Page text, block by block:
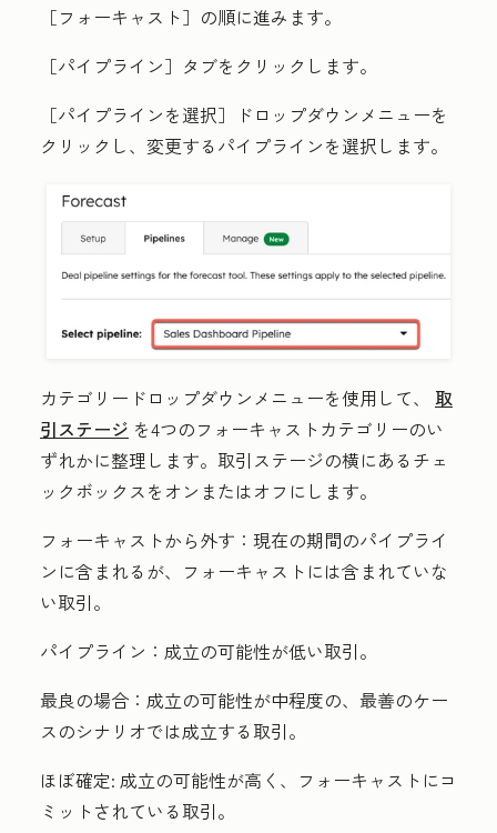
［フォーキャスト］ の順に進みます。
［パイプライン］ タブをクリックします。
［パイプラインを選択］
ドロップダウンメニューを
クリックし、変更するパイプラインを選択します。
カテゴリー ドロップダウンメニューを使用して、 取
引ステージ を4つのフォーキャストカテゴリーのい
ずれかに整理します。取引ステージの横にあるチェ
ックボックスをオンまたはオフにします。
フォーキャストから外す： 現在の期間のパイプライ
ンに含まれるが、フォーキャストには含まれていな
い取引。
パイプライン： 成立の可能性が低い取引。
最良の場合： 成立の可能性が中程度の、最善のケー
スのシナリオでは成立する取引。
ほぼ確定: 成立の可能性が高く、フォーキャストにコ
ミットされている取引。